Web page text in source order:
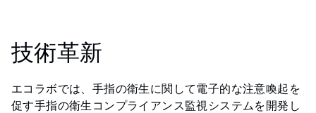
技術革新
エコラボでは、手指の衛生に関して電子的な注意喚起を
促す手指の衛生コンプライアンス監視システムを開発し